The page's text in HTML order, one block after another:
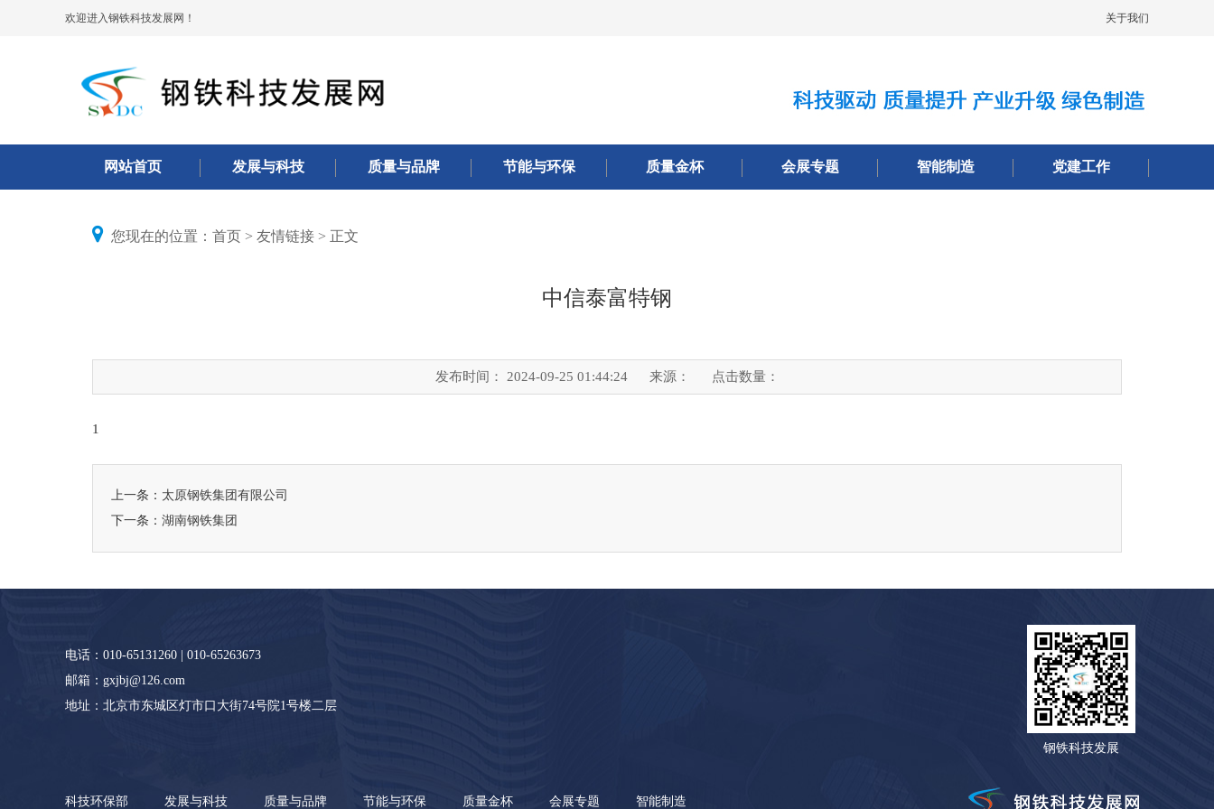
欢迎进入钢铁科技发展网！
网站首页 发展与科技 质量与品牌 节能与环保 质量金杯 会展专题 智能制造 党建工作
您现在的位置： 首页 > 友情链接 > 正文
中信泰富特钢
发布时间： 2024-09-25 01:44:24 来源： 点击数量：
1
上一条： 太原钢铁集团有限公司
下一条： 湖南钢铁集团
钢铁科技发展
电话：010-65131260 | 010-65263673
邮箱：gxjbj@126.com
地址：北京市东城区灯市口大街74号院1号楼二层
科技环保部 发展与科技 质量与品牌 节能与环保 质量金杯 会展专题 智能制造